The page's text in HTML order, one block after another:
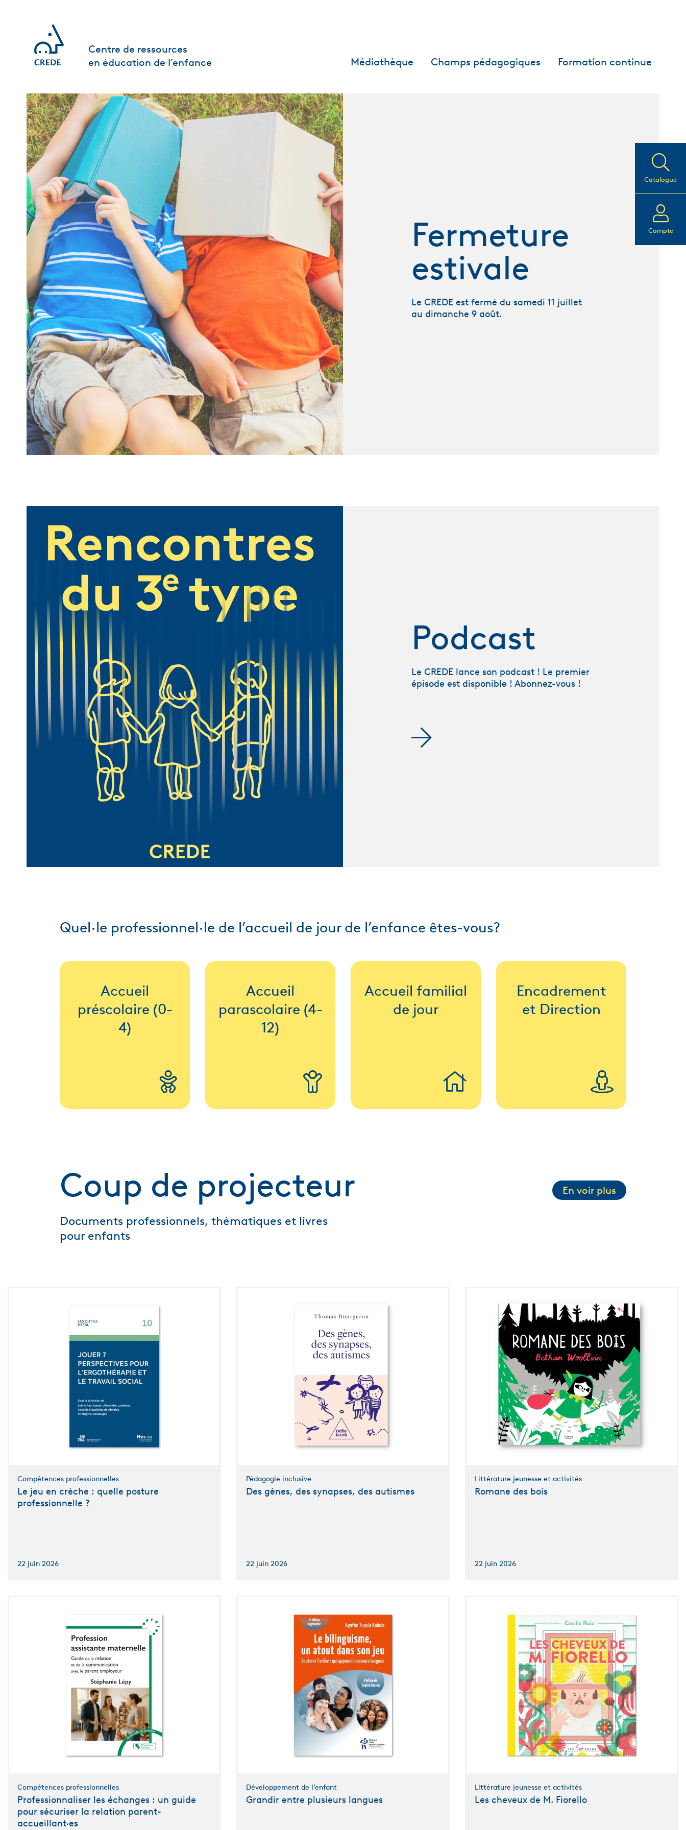
Catalogue
Compte
Centre de ressources
en éducation de l’enfance
Médiathèque Champs pédagogiques Formation continue
Fermeture
estivale
Le CREDE est fermé du samedi 11 juillet
au dimanche 9 août.
Podcast
Le CREDE lance son podcast ! Le premier
épisode est disponible ! Abonnez-vous !
Quel∙le professionnel∙le de l’accueil de jour de l’enfance êtes-vous?
Accueil
préscolaire (0-
4)
Accueil
parascolaire (4-
12)
Accueil familial
de jour
Encadrement
et Direction
Coup de projecteur
Documents professionnels, thématiques et livres
pour enfants
En voir plus
Compétences professionnelles
Le jeu en crèche : quelle posture
professionnelle ?
22 juin 2026
Pédagogie inclusive
Des gènes, des synapses, des autismes
22 juin 2026
Littérature jeunesse et activités
Romane des bois
22 juin 2026
Compétences professionnelles
Professionnaliser les échanges : un guide
pour sécuriser la relation parent-
accueillant·es
Développement de l’enfant
Grandir entre plusieurs langues
Littérature jeunesse et activités
Les cheveux de M. Fiorello